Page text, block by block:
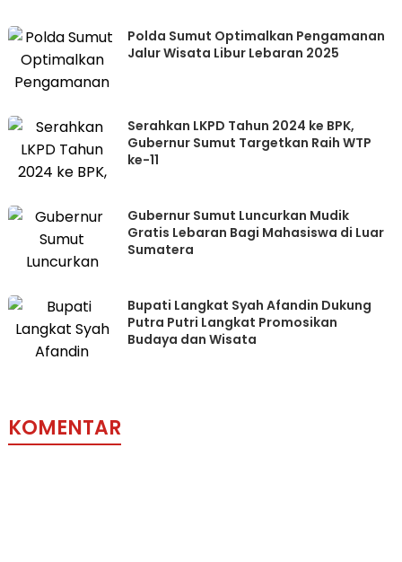
Polda Sumut Optimalkan Pengamanan
Jalur Wisata Libur Lebaran 2025
Serahkan LKPD Tahun 2024 ke BPK,
Gubernur Sumut Targetkan Raih WTP
ke-11
Gubernur Sumut Luncurkan Mudik
Gratis Lebaran Bagi Mahasiswa di Luar
Sumatera
Bupati Langkat Syah Afandin Dukung
Putra Putri Langkat Promosikan
Budaya dan Wisata
KOMENTAR